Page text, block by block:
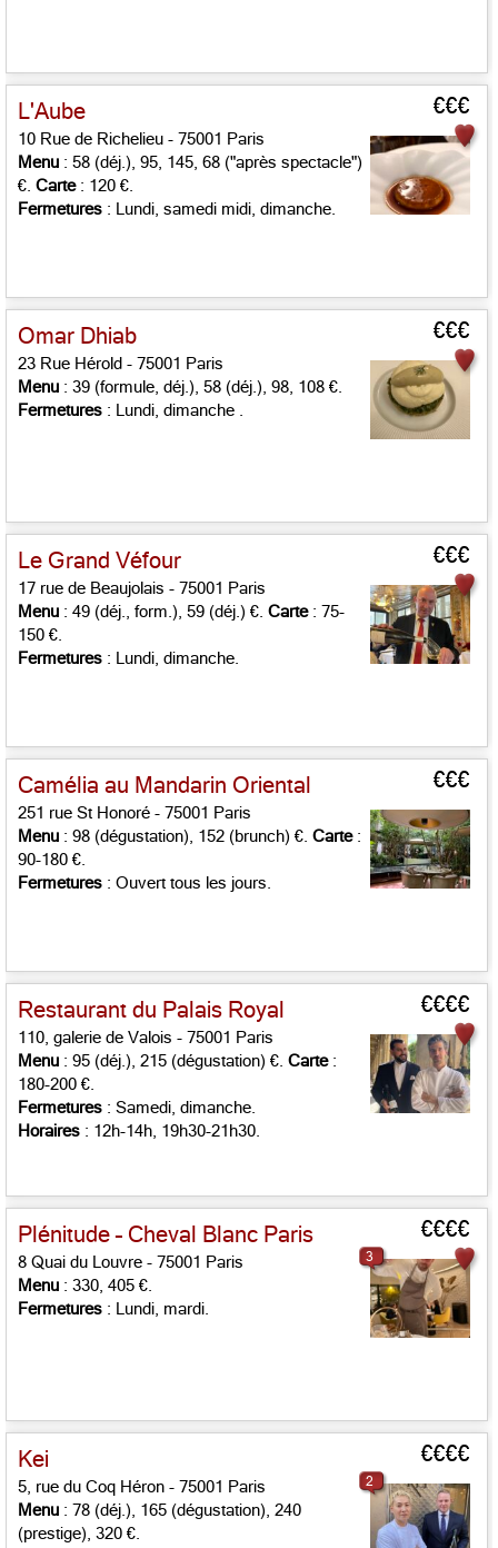
L'Aube €€€
10 Rue de Richelieu - 75001 Paris
Menu : 58 (déj.), 95, 145, 68 ("après spectacle")
€. Carte: 120 €.
Fermetures : Lundi, samedi midi, dimanche.
Omar Dhiab €€€
23 Rue Hérold - 75001 Paris
Menu : 39 (formule, déj.), 58 (déj.), 98, 108 €.
Fermetures : Lundi, dimanche .
Le Grand Véfour €€€
17 rue de Beaujolais - 75001 Paris
Menu : 49 (déj., form.), 59 (déj.) €. Carte: 75-
150 €.
Fermetures : Lundi, dimanche.
Camélia au Mandarin Oriental €€€
251 rue St Honoré - 75001 Paris
Menu : 98 (dégustation), 152 (brunch) €. Carte:
90-180 €.
Fermetures : Ouvert tous les jours.
Restaurant du Palais Royal €€€€
110, galerie de Valois - 75001 Paris
Menu : 95 (déj.), 215 (dégustation) €. Carte:
180-200 €.
Fermetures : Samedi, dimanche.
Horaires : 12h-14h, 19h30-21h30.
Plénitude – Cheval Blanc Paris €€€€
8 Quai du Louvre - 75001 Paris
Menu : 330, 405 €.
Fermetures : Lundi, mardi.
3
Kei €€€€
5, rue du Coq Héron - 75001 Paris
Menu : 78 (déj.), 165 (dégustation), 240
(prestige), 320 €.
2